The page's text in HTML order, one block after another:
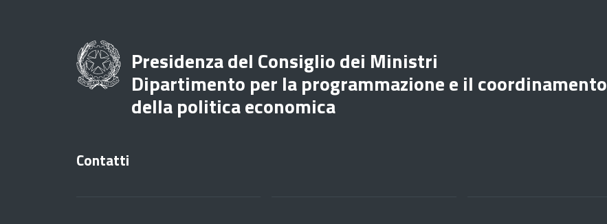
Presidenza del Consiglio dei Ministri
Dipartimento per la programmazione e il coordinamento
della politica economica
Contatti